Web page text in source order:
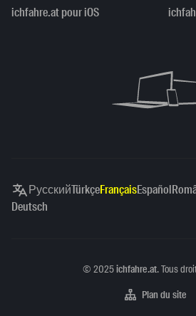
ichfahre.at pour iOS
РусскийTürkçeFrançaisEspañol
Deutsch
© 2025ichfahre.at. Tous
Plan du site